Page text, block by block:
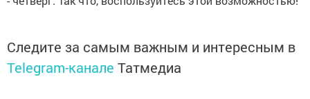
Следите за самым важным и интересным в
Telegram-канале Татмедиа